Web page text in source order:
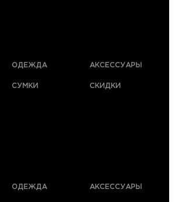
ОДЕЖДА
СУМКИ
АКСЕССУАРЫ
СКИДКИ
ОДЕЖДА АКСЕССУАРЫ